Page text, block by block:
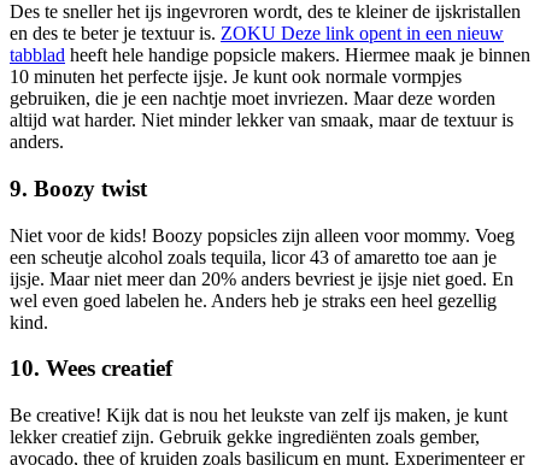
Des te sneller het ijs ingevroren wordt, des te kleiner de ijskristallen
en des te beter je textuur is. ZOKU Deze link opent in een nieuw
tabblad heeft hele handige popsicle makers. Hiermee maak je binnen
10 minuten het perfecte ijsje. Je kunt ook normale vormpjes
gebruiken, die je een nachtje moet invriezen. Maar deze worden
altijd wat harder. Niet minder lekker van smaak, maar de textuur is
anders.
9. Boozy twist
Niet voor de kids! Boozy popsicles zijn alleen voor mommy. Voeg
een scheutje alcohol zoals tequila, licor 43 of amaretto toe aan je
ijsje. Maar niet meer dan 20% anders bevriest je ijsje niet goed. En
wel even goed labelen he. Anders heb je straks een heel gezellig
kind.
10. Wees creatief
Be creative! Kijk dat is nou het leukste van zelf ijs maken, je kunt
lekker creatief zijn. Gebruik gekke ingrediënten zoals gember,
avocado, thee of kruiden zoals basilicum en munt. Experimenteer er